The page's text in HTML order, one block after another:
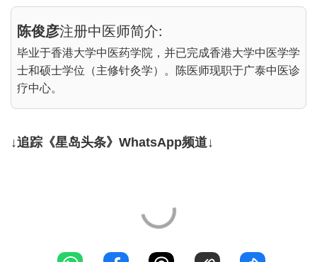
陈俊彦注册中医师简介:
毕业于香港大学中医药学院，并已完成香港大学中医学学
士和硕士学位（主修针灸学）。陈医师现职于广泰中医诊
疗中心。
↓追踪《星岛头条》WhatsApp频道↓